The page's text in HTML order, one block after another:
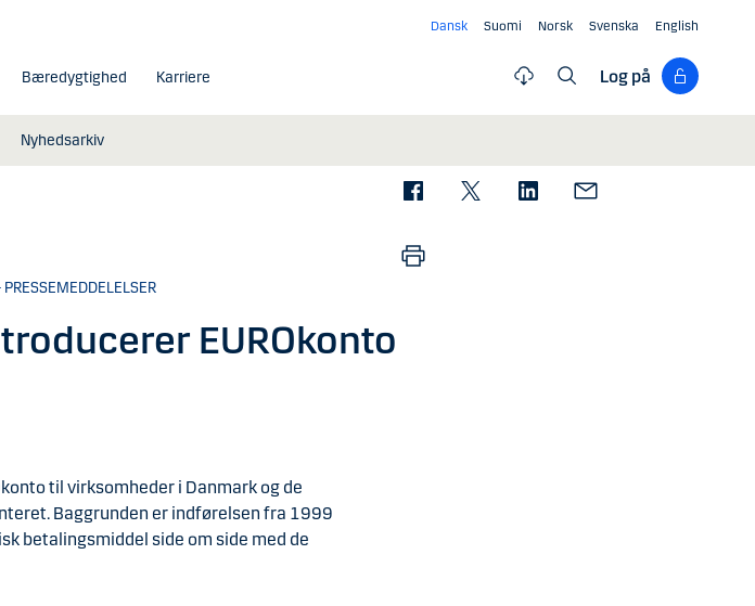
Dansk Suomi Norsk Svenska English
Nyhedsarkiv
Bæredygtighed Karriere Log på
EUROkonto
til virksomheder i Danmark og de
Baggrunden er indførelsen fra 1999
betalingsmiddel side om side med de